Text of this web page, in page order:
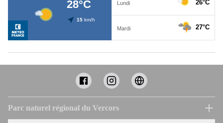
Parc naturel régional du Vercors